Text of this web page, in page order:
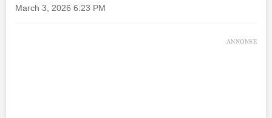
March 3, 2026 6:23 PM
ANNONSE